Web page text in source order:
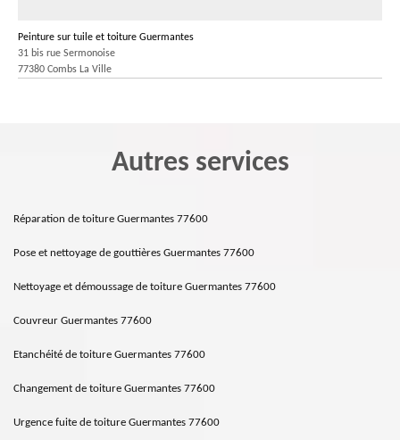
Peinture sur tuile et toiture Guermantes
31 bis rue Sermonoise
77380 Combs La Ville
Autres services
Réparation de toiture Guermantes 77600
Pose et nettoyage de gouttières Guermantes 77600
Nettoyage et démoussage de toiture Guermantes 77600
Couvreur Guermantes 77600
Etanchéité de toiture Guermantes 77600
Changement de toiture Guermantes 77600
Urgence fuite de toiture Guermantes 77600